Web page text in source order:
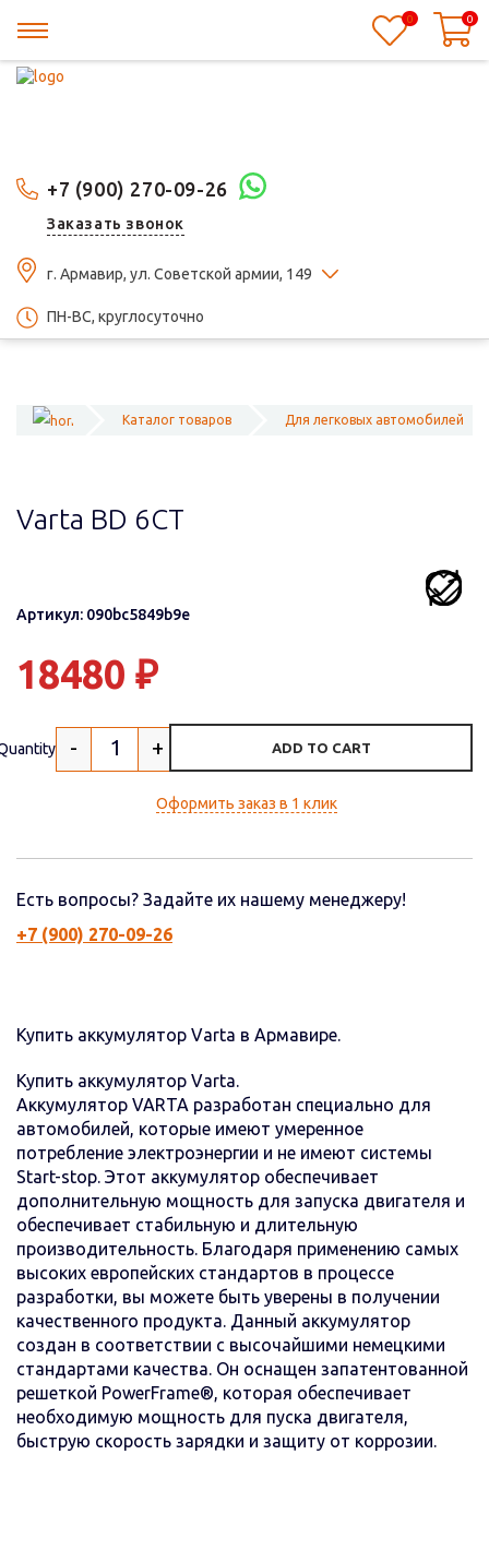
+7 (900) 270-09-26
Заказать звонок
г. Армавир, ул. Советской армии, 149
ПН-ВС, круглосуточно
0 0
Каталог товаров Для легковых автомобилей
Varta BD 6CT
Артикул: 090bc5849b9e
18480 ₽
- + ADD TO CART
Оформить заказ в 1 клик
Есть вопросы? Задайте их нашему менеджеру!
+7 (900) 270-09-26
Купить аккумулятор Varta в Армавире.
Купить аккумулятор Varta.
Аккумулятор VARTA разработан специально для
автомобилей, которые имеют умеренное
потребление электроэнергии и не имеют системы
Start-stop. Этот аккумулятор обеспечивает
дополнительную мощность для запуска двигателя и
обеспечивает стабильную и длительную
производительность. Благодаря применению самых
высоких европейских стандартов в процессе
разработки, вы можете быть уверены в получении
качественного продукта. Данный аккумулятор
создан в соответствии с высочайшими немецкими
стандартами качества. Он оснащен запатентованной
решеткой PowerFrame®, которая обеспечивает
необходимую мощность для пуска двигателя,
быструю скорость зарядки и защиту от коррозии.